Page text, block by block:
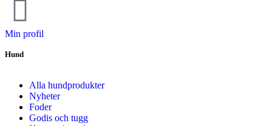
Min profil
Hund
Alla hundprodukter
Nyheter
Foder
Godis och tugg